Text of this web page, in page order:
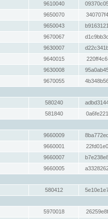
9610040
9650070
9650043
9670067
9630007
9640015
9630008
9670055
580240
581840
9660009
9660001
9660007
9660005
580412
5970018